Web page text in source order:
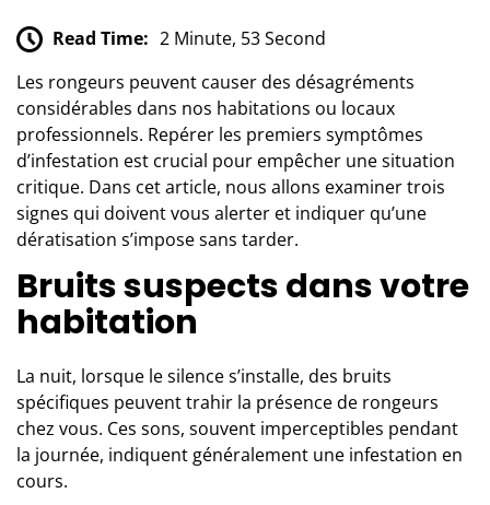
Read Time: 2 Minute, 53 Second
Les rongeurs peuvent causer des désagréments
considérables dans nos habitations ou locaux
professionnels. Repérer les premiers symptômes
d’infestation est crucial pour empêcher une situation
critique. Dans cet article, nous allons examiner trois
signes qui doivent vous alerter et indiquer qu’une
dératisation s’impose sans tarder.
Bruits suspects dans votre
habitation
La nuit, lorsque le silence s’installe, des bruits
spécifiques peuvent trahir la présence de rongeurs
chez vous. Ces sons, souvent imperceptibles pendant
la journée, indiquent généralement une infestation en
cours.